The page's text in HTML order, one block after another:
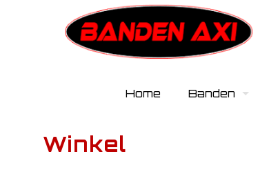
Home Banden
Winkel